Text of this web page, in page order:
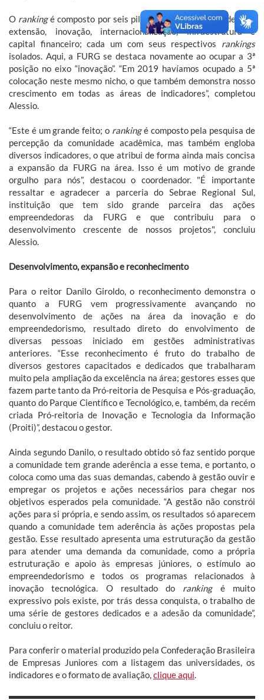
O rankingé composto por seis pilares: cultura empreendedora,
extensão, inovação, internacionalização, infraestrutura e
capital financeiro; cada um com seus respectivos rankings
isolados. Aqui, a FURG se destaca novamente ao ocupar a 3ª
posição no eixo “inovação”. “Em 2019 havíamos ocupado a 5ª
colocação neste mesmo nicho, o que também demonstra nosso
crescimento em todas as áreas de indicadores”, completou
Alessio.
“Este é um grande feito; o rankingé composto pela pesquisa de
percepção da comunidade acadêmica, mas também engloba
diversos indicadores, o que atribui de forma ainda mais concisa
a expansão da FURG na área. Isso é um motivo de grande
orgulho para nós”, destacou o coordenador. "É importante
ressaltar e agradecer a parceria do Sebrae Regional Sul,
instituição que tem sido grande parceira das ações
empreendedoras da FURG e que contribuiu para o
desenvolvimento crescente de nossos projetos", concluiu
Alessio.
Desenvolvimento, expansão e reconhecimento
Para o reitor Danilo Giroldo, o reconhecimento demonstra o
quanto a FURG vem progressivamente avançando no
desenvolvimento de ações na área da inovação e do
empreendedorismo, resultado direto do envolvimento de
diversas pessoas iniciado em gestões administrativas
anteriores. “Esse reconhecimento é fruto do trabalho de
diversos gestores capacitados e dedicados que trabalharam
muito pela ampliação da excelência na área; gestores esses que
fazem parte tanto da Pró-reitoria de Pesquisa e Pós-graduação,
quanto do Parque Científico e Tecnológico, e, também, da recém
criada Pró-reitoria de Inovação e Tecnologia da Informação
(Proiti)”, destacou o gestor.
Ainda segundo Danilo, o resultado obtido só faz sentido porque
a comunidade tem grande aderência a esse tema, e portanto, o
coloca como uma das suas demandas, cabendo à gestão ouvir e
empregar os projetos e ações necessários para chegar nos
objetivos esperados pela comunidade. “A gestão não constrói
ações para si própria, e sendo assim, os resultados só aparecem
quando a comunidade tem aderência às ações propostas pela
gestão. Esse resultado apresenta uma estruturação da gestão
para atender uma demanda da comunidade, como a própria
estruturação e apoio às empresas júniores, o estímulo ao
empreendedorismo e todos os programas relacionados à
inovação tecnológica. O resultado do ranking é muito
expressivo pois existe, por trás dessa conquista, o trabalho de
uma série de gestores dedicados e a adesão da comunidade”,
concluiu o reitor.
Para conferir o material produzido pela Confederação Brasileira
de Empresas Juniores com a listagem das universidades, os
indicadores e o formato de avaliação,clique aqui.